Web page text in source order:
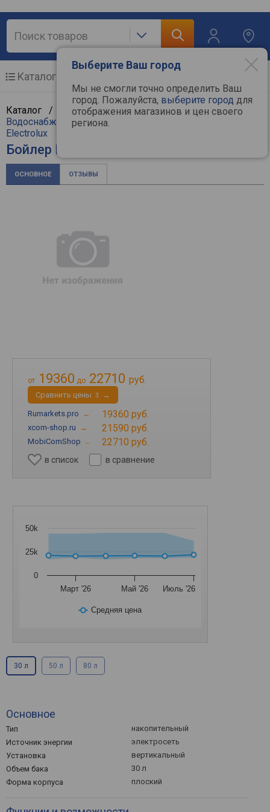
Выберите Ваш город
Мы не смогли точно определить Ваш
город. Пожалуйста, выберите город для
отображения магазинов и цен своего
региона.
Каталог
Каталог / Климат, отопление и водоснабжение/
Водоснабжение и насосы
Electrolux
Бойлер Electrolux EWH 30 Royal Flash
ОСНОВНОЕ ОТЗЫВЫ
от 19360 до 22710 руб.
Cравнить цены 3 →
Rumarkets.pro → 19360 руб.
xcom-shop.ru → 21590 руб.
MobiComShop → 22710 руб.
в список в сравнение
Средняя цена
Март '26 Май '26 Июль '26
0
25k
50k
30 л 50 л 80 л
Основное
Тип
накопительный
Источник энергии
электросеть
Установка
вертикальный
Объем бака
30 л
Форма корпуса
плоский